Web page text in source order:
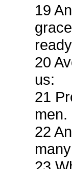
19
20
us:
21
men.
22